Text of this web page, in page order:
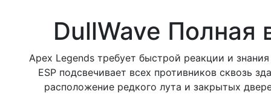
DullWave Полная
Apex Legends требует быстрой реакции и
ESP подсвечивает всех противников сквозь
расположение редкого лута и закрытых